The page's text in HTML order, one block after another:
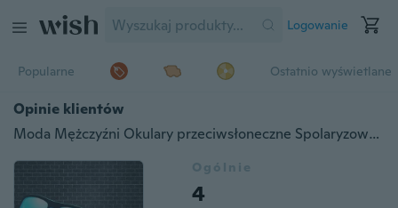
Logowanie
Popularne Ostatnio wyświetlane
Opinie klientów
Moda Mężczyźni Okulary przeciwsłoneczne Spolaryzowane okulary Lustrzane soczewki Klasyczne Vintage Męskie odcienie Oculos De Sol UV400
Ogólnie
4